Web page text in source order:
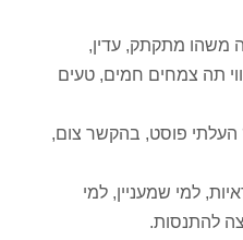
משהו מתקתק, עדין,
תה צמחים חמים, טעים
העלתי פוסט, בהקשר צום,
למי שמעניין, למי
להתנסות.